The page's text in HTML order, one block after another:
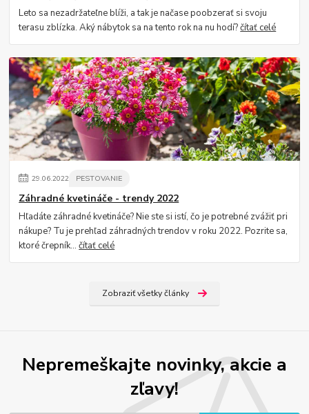
Leto sa nezadržateľne blíži, a tak je načase poobzerať si svoju
terasu zblízka. Aký nábytok sa na tento rok na nu hodí?čítať celé
29.06.2022 PESTOVANIE
Záhradné kvetináče - trendy 2022
Hľadáte záhradné kvetináče? Nie ste si istí, čo je potrebné zvážiť pri
nákupe? Tu je prehľad záhradných trendov v roku 2022. Pozrite sa,
ktoré črepník...čítať celé
Zobraziť všetky články
Nepremeškajte novinky, akcie a
zľavy!